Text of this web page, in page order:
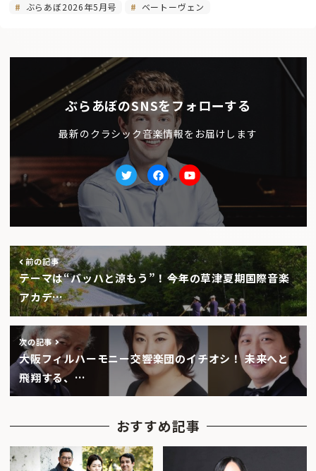
ぶらあぼ2026年5月号
ベートーヴェン
ぶらあぼのSNSをフォローする
最新のクラシック音楽情報をお届けします
TwitterfacebookYoutube
前の記事
テーマは“バッハと涼もう”！――今年の草津夏期国際音楽
アカデ…
次の記事
大阪フィルハーモニー交響楽団のイチオシ！ 未来へと
飛翔する、…
おすすめ記事